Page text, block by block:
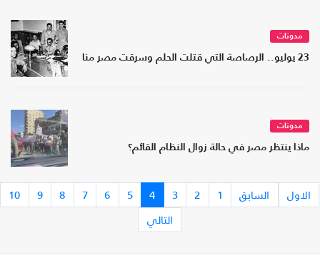
مدونات
23 يوليو.. الرصاصة التي قتلت الحلم وسرقت مصر منا
مدونات
ماذا ينتظر مصر في حالة زوال النظام القائم؟
الاول السابق 1
2
3
4
5
6
7
8
9
10
التالي